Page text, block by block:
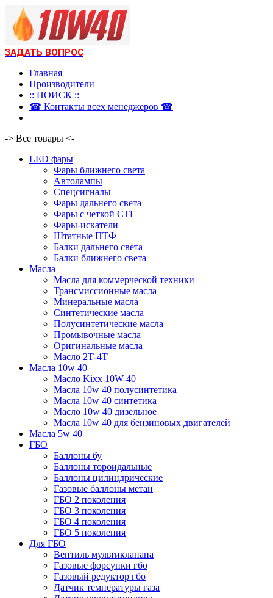
ЗАДАТЬ ВОПРОС
Главная
Производители
:: ПОИСК ::
☎ Контакты всех менеджеров ☎
-> Все товары <-
LED фары
Фары ближнего света
Автолампы
Спецсигналы
Фары дальнего света
Фары с четкой СТГ
Фары-искатели
Штатные ПТФ
Балки дальнего света
Балки ближнего света
Масла
Масла для коммерческой техники
Трансмиссионные масла
Минеральные масла
Синтетические масла
Полусинтетические масла
Промывочные масла
Оригинальные масла
Масло 2Т-4Т
Масла 10w 40
Mасло Kixx 10W-40
Масла 10w 40 полусинтетика
Масла 10w 40 синтетика
Масло 10w 40 дизельное
Масла 10w 40 для бензиновых двигателей
Масла 5w 40
ГБО
Баллоны бу
Баллоны тороидальные
Баллоны цилиндрические
Газовые баллоны метан
ГБО 2 поколения
ГБО 3 поколения
ГБО 4 поколения
ГБО 5 поколения
Для ГБО
Вентиль мультиклапана
Газовые форсунки гбо
Газовый редуктор гбо
Датчик температуры газа